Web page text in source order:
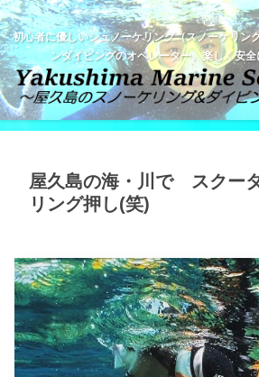
初心者に優しいシュノーケリング（スノーケリン
ンダイビングのオペレーター。楽しく安
屋久島の海・川で スクー
リング押し(笑)